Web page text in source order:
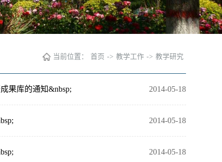
当前位置： 首页 -> 教学工作 -> 教学研究
2014-05-18
果库的通知&nbsp;
2014-05-18
2014-05-18